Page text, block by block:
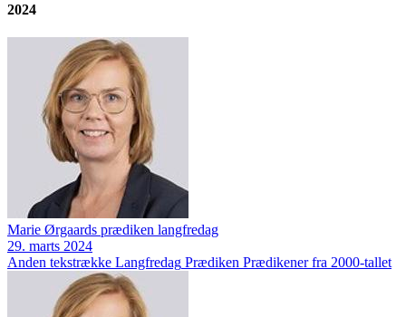
2024
Marie Ørgaards prædiken langfredag
29. marts 2024
Anden tekstrække Langfredag Prædiken Prædikener fra 2000-tallet